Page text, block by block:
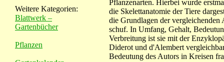
Weitere Kategorien:
Blattwerk –
Gartenbücher
Pflanzen
Pflanzenarten. Hierbei wurde
die Skelettanatomie der Tiere
die Grundlagen der vergleichenden
schuf. In Umfang, Gehalt,
Verbreitung ist sie mit der
Diderot und d'Alembert
Bedeutung des Autors in Kreisen